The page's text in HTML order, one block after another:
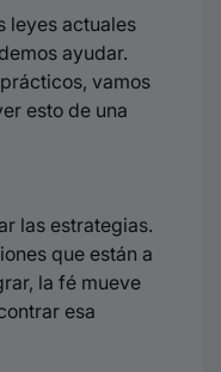
leyes actuales
ayudar.
vamos
esto de una
las estrategias.
que están a
la fé mueve
esa